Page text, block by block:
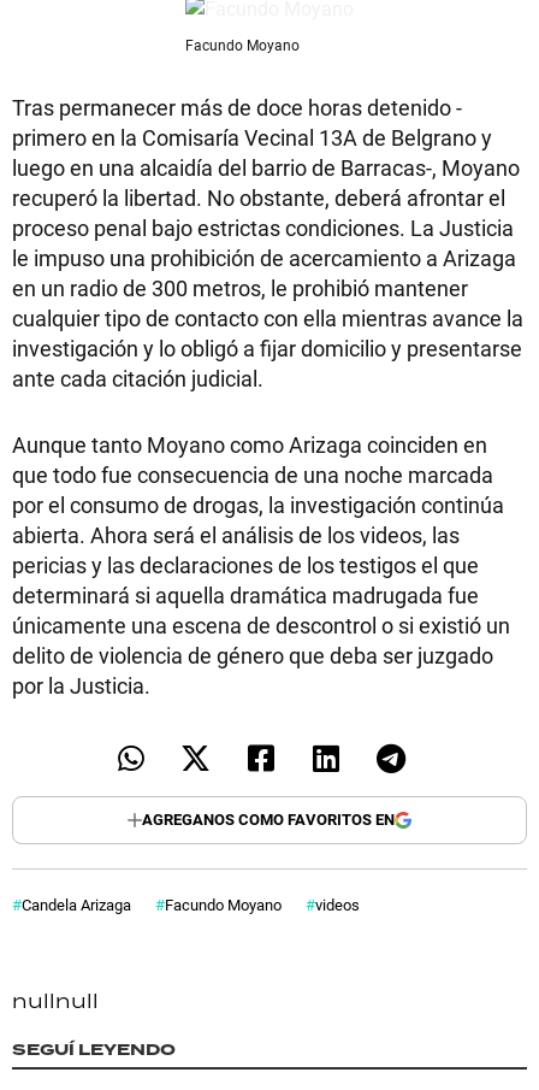
Facundo Moyano
Tras permanecer más de doce horas detenido -
primero en la Comisaría Vecinal 13A de Belgrano y
luego en una alcaidía del barrio de Barracas-, Moyano
recuperó la libertad. No obstante, deberá afrontar el
proceso penal bajo estrictas condiciones. La Justicia
le impuso una prohibición de acercamiento a Arizaga
en un radio de 300 metros, le prohibió mantener
cualquier tipo de contacto con ella mientras avance la
investigación y lo obligó a fijar domicilio y presentarse
ante cada citación judicial.
Aunque tanto Moyano como Arizaga coinciden en
que todo fue consecuencia de una noche marcada
por el consumo de drogas, la investigación continúa
abierta. Ahora será el análisis de los videos, las
pericias y las declaraciones de los testigos el que
determinará si aquella dramática madrugada fue
únicamente una escena de descontrol o si existió un
delito de violencia de género que deba ser juzgado
por la Justicia.
AGREGANOS COMO FAVORITOS EN
Candela Arizaga Facundo Moyano videos
nullnull
SEGUÍ LEYENDO